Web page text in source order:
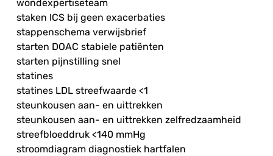
wondexpertiseteam
staken ICS bij geen exacerbaties
stappenschema verwijsbrief
starten DOAC stabiele patiënten
starten pijnstilling snel
statines
statines LDL streefwaarde <1
steunkousen aan- en uittrekken
steunkousen aan- en uittrekken zelfredzaamheid
streefbloeddruk <140 mmHg
stroomdiagram diagnostiek hartfalen